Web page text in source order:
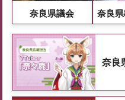
奈良県議会 奈良
奈良